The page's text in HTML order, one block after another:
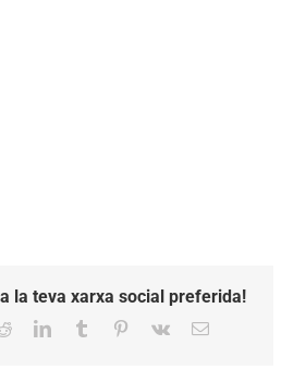
la teva xarxa social preferida!
RedditLinkedInTumblr Pinterest
Vk Email: